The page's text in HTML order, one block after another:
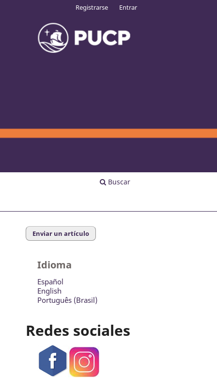
Buscar
Registrarse Entrar
Enviar un artículo
Idioma
Español
English
Português (Brasil)
Redes sociales